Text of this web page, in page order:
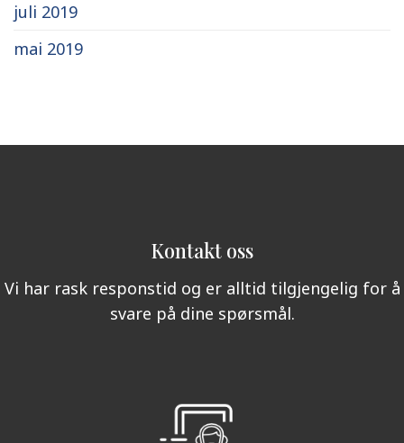
juli 2019
mai 2019
Kontakt oss
Vi har rask responstid og er alltid tilgjengelig for å
svare på dine spørsmål.